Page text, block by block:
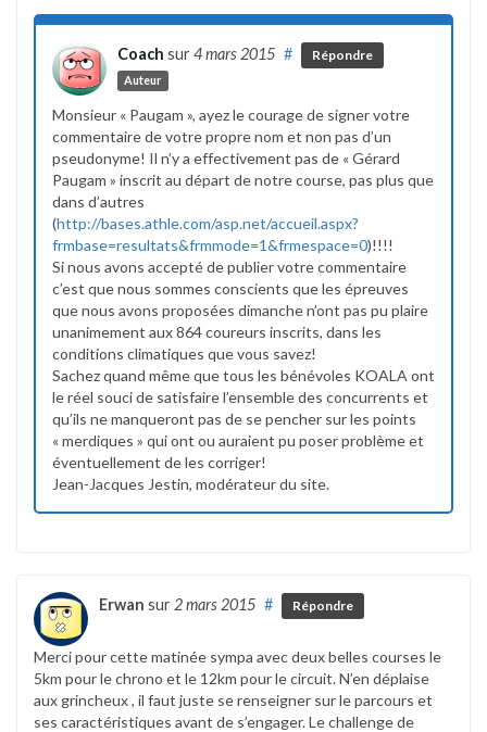
Coach sur 4 mars 2015
Auteur
# Répondre
Monsieur « Paugam », ayez le courage de signer votre
commentaire de votre propre nom et non pas d’un
pseudonyme! Il n’y a effectivement pas de « Gérard
Paugam » inscrit au départ de notre course, pas plus que
dans d’autres
(http://bases.athle.com/asp.net/accueil.aspx?
frmbase=resultats&frmmode=1&frmespace=0)!!!!
Si nous avons accepté de publier votre commentaire
c’est que nous sommes conscients que les épreuves
que nous avons proposées dimanche n’ont pas pu plaire
unanimement aux 864 coureurs inscrits, dans les
conditions climatiques que vous savez!
Sachez quand même que tous les bénévoles KOALA ont
le réel souci de satisfaire l’ensemble des concurrents et
qu’ils ne manqueront pas de se pencher sur les points
« merdiques » qui ont ou auraient pu poser problème et
éventuellement de les corriger!
Jean-Jacques Jestin, modérateur du site.
Erwan sur 2 mars 2015 # Répondre
Merci pour cette matinée sympa avec deux belles courses le
5km pour le chrono et le 12km pour le circuit. N’en déplaise
aux grincheux , il faut juste se renseigner sur le parcours et
ses caractéristiques avant de s’engager. Le challenge de